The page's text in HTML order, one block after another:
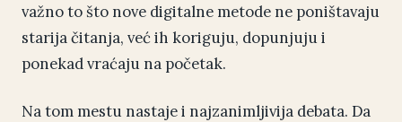
važno to što nove digitalne metode ne poništavaju
starija čitanja, već ih koriguju, dopunjuju i
ponekad vraćaju na početak.
Na tom mestu nastaje i najzanimljivija debata. Da